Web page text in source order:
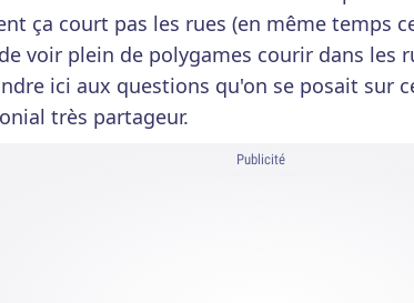
ça court pas les rues (en même temps
voir plein de polygames courir dans les
ici aux questions qu'on se posait sur
très partageur.
Publicité